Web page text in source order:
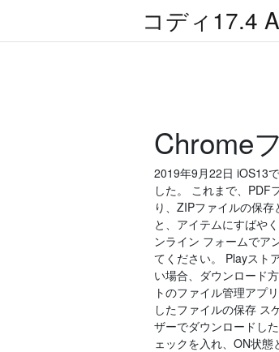
コディ17.4
Chrome
2019年9月22日 iOS13
した。 これまで、PDF
り、ZIPファイルの保
と、アイテムにすばや
ンライン フォームでア
てください。 Playスト
い場合、ダウンロード
トのファイル管理アプ
したファイルの保存 ス
ザーでダウンロードし
ェックを入れ、ON状